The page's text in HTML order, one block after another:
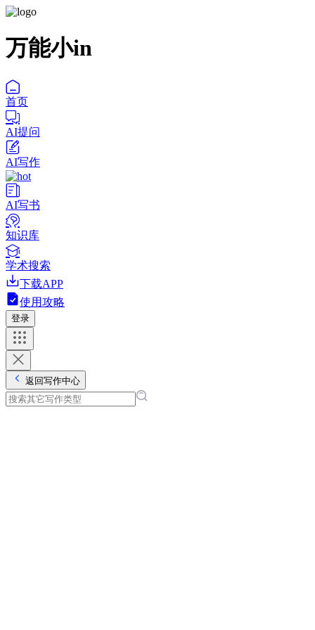
万能小in
首页
AI提问
AI写作
AI写书
知识库
学术搜索
下载APP
使用攻略
登录
返回写作中心